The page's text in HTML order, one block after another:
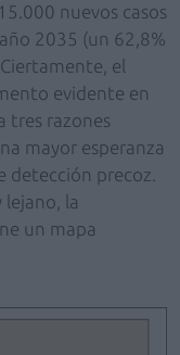
nuevos casos
2035 (un 62,8%
el
evidente en
tres razones
mayor esperanza
detección precoz.
la
un mapa